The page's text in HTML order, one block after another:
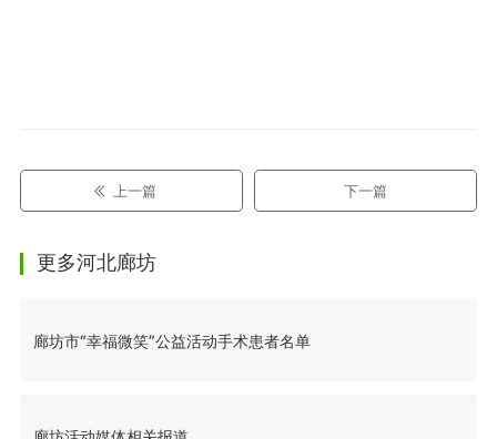
上一篇 下一篇
更多河北廊坊
廊坊市“幸福微笑”公益活动手术患者名单